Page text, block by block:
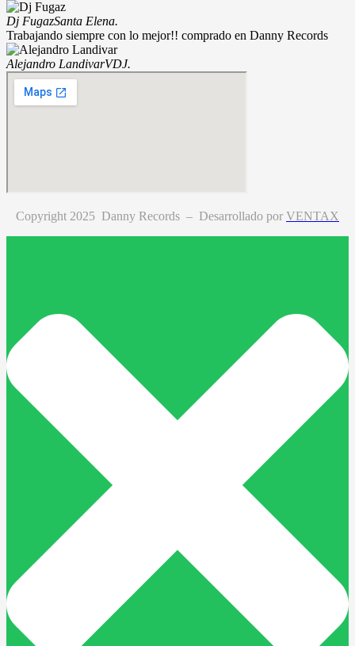
Dj FugazSanta Elena.
Trabajando siempre con lo mejor!! comprado en Danny Records
Alejandro LandivarVDJ.
Copyright 2025 Danny Records – Desarrollado por VENTAX